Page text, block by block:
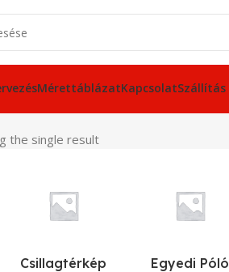
MérettáblázatKapcsolatSzállítás
the single result
Csillagtérkép Egyedi Póló